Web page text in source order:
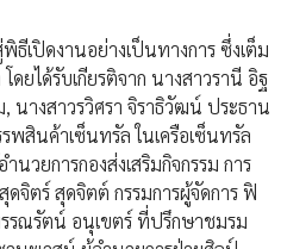
เปิดงานอย่างเป็นทางการ ซึ่งเต็ม
ยได้รับเกียรติจาก นางสาวรานี อิฐ
นางสาวรวิศรา จิราธิวัฒน์ ประธาน
พสินค้าเซ็นทรัล ในเครือเซ็นทรัล
วยการกองส่งเสริมกิจกรรม การ
จิตร์ สุดจิตต์ กรรมการผู้จัดการ ฟิ
รรณรัตน์ อนุเขตร์ ที่ปรึกษาชมรม